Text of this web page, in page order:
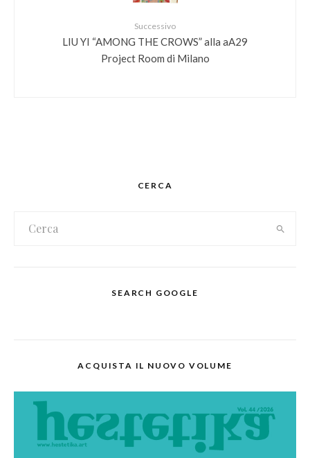
Successivo
LIU YI “AMONG THE CROWS” alla aA29
Project Room di Milano
CERCA
SEARCH GOOGLE
ACQUISTA IL NUOVO VOLUME